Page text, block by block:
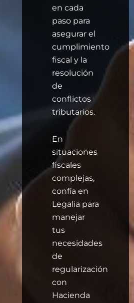
en cada
paso para
asegurar el
cumplimiento
fiscal y la
resolución
de
conflictos
tributarios.
En
situaciones
fiscales
complejas,
confía en
Legalia para
manejar
tus
necesidades
de
regularización
con
Hacienda